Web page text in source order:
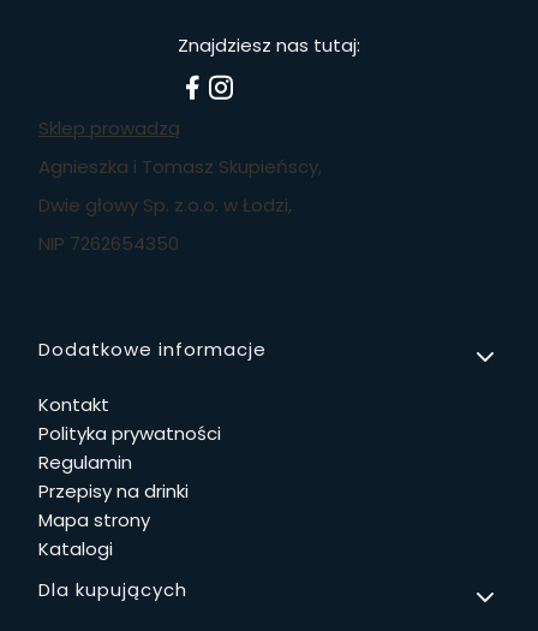
Znajdziesz nas tutaj:
Sklep prowadzą
Agnieszka i Tomasz Skupieńscy,
Dwie głowy Sp. z.o.o. w Łodzi,
NIP 7262654350
Linki w stopce
Dodatkowe informacje
Kontakt
Polityka prywatności
Regulamin
Przepisy na drinki
Mapa strony
Katalogi
Dla kupujących